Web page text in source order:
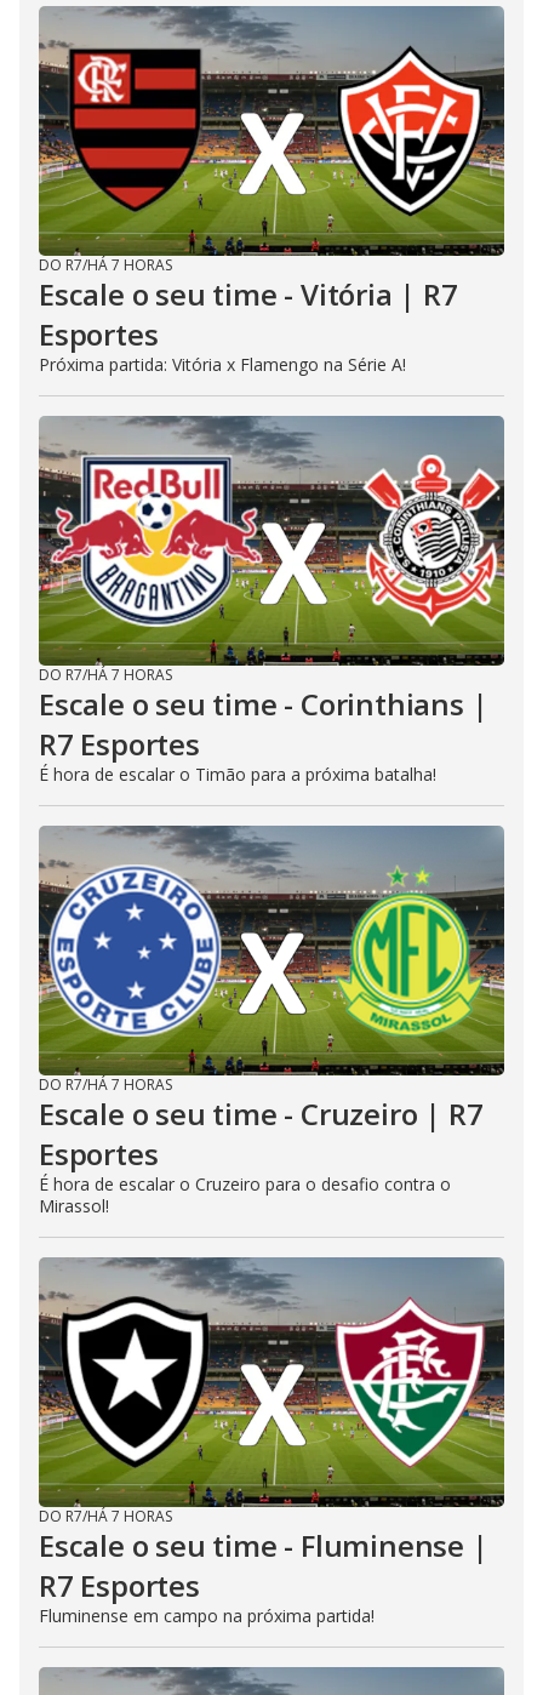
DO R7/HÁ 7 HORAS
Escale o seu time - Vitória | R7
Esportes
Próxima partida: Vitória x Flamengo na Série A!
DO R7/HÁ 7 HORAS
Escale o seu time - Corinthians |
R7 Esportes
É hora de escalar o Timão para a próxima batalha!
DO R7/HÁ 7 HORAS
Escale o seu time - Cruzeiro | R7
Esportes
É hora de escalar o Cruzeiro para o desafio contra o
Mirassol!
DO R7/HÁ 7 HORAS
Escale o seu time - Fluminense |
R7 Esportes
Fluminense em campo na próxima partida!